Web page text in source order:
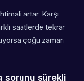
artar. Karşı
saatlerde tekrar
çoğu zaman
sorunu sürekli